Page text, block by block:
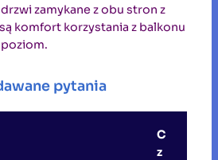
zamykane z obu stron z
komfort korzystania z balkonu
pytania
C
z